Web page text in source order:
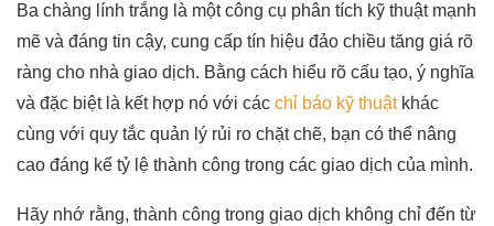
Ba chàng lính trắng là một công cụ phân tích kỹ thuật mạnh
mẽ và đáng tin cậy, cung cấp tín hiệu đảo chiều tăng giá rõ
ràng cho nhà giao dịch. Bằng cách hiểu rõ cấu tạo, ý nghĩa
và đặc biệt là kết hợp nó với các chỉ báo kỹ thuậtkhác
cùng với quy tắc quản lý rủi ro chặt chẽ, bạn có thể nâng
cao đáng kể tỷ lệ thành công trong các giao dịch của mình.
Hãy nhớ rằng, thành công trong giao dịch không chỉ đến từ